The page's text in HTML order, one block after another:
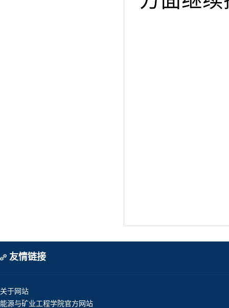
友情链接
关于网站
能源与矿业工程学院官方网站